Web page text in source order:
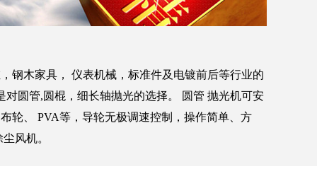
钢木家具， 仪表机械，标准件及电镀前后等行业的
圆管,圆棍，细长轴抛光的选择。 圆管 抛光机可安
轮、 PVA等，导轮无极调速控制，操作简单、方
风机。